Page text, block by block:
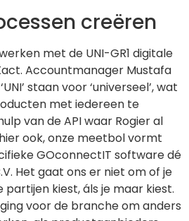
creëren
met de UNI-GR1 digitale
Accountmanager Mustafa
staan voor ‘universeel’, wat
met iedereen te
van de API waar Rogier al
ook, onze meetbol vormt
GOconnectIT software dé
Het gaat ons er niet om of je
kiest, áls je maar kiest.
voor de branche om anders